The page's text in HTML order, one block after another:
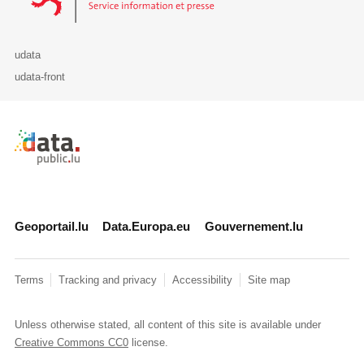
udata
udata-front
Retour à l'accueil de data.public.lu
Geoportail.lu Data.Europa.eu Gouvernement.lu
Terms Tracking and privacy Accessibility Site map
Unless otherwise stated, all content of this site is available under
Creative Commons CC0license.